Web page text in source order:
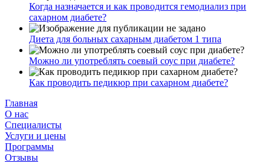
Когда назначается и как проводится гемодиализ при
сахарном диабете?
Диета для больных сахарным диабетом 1 типа
Можно ли употреблять соевый соус при диабете?
Как проводить педикюр при сахарном диабете?
Главная
О нас
Cпециалисты
Услуги и цены
Программы
Отзывы